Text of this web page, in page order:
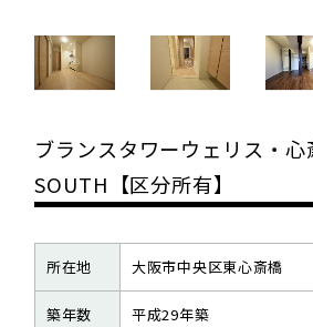
ブランスタワーウェリス・心
SOUTH【区分所有】
所在地 大阪市中央区東心斎橋
築年数 平成29年築